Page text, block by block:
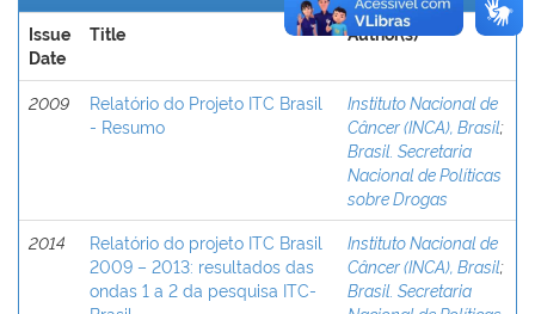
Issue
Date
Title Author(s)
2009
Relatório do Projeto ITC Brasil
- Resumo
Instituto Nacional de
Câncer (INCA), Brasil;
Brasil. Secretaria
Nacional de Políticas
sobre Drogas
2014
Relatório do projeto ITC Brasil
2009 – 2013: resultados das
ondas 1 a 2 da pesquisa ITC-
Instituto Nacional de
Câncer (INCA), Brasil;
Brasil. Secretaria